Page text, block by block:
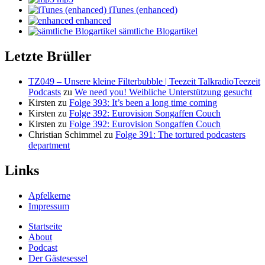
iTunes (enhanced)
enhanced
sämtliche Blogartikel
Letzte Brüller
TZ049 – Unsere kleine Filterbubble | Teezeit TalkradioTeezeit
Podcasts zu We need you! Weibliche Unterstützung gesucht
Kirsten zu Folge 393: It’s been a long time coming
Kirsten zu Folge 392: Eurovision Songaffen Couch
Kirsten zu Folge 392: Eurovision Songaffen Couch
Christian Schimmel zu Folge 391: The tortured podcasters
department
Links
Apfelkerne
Impressum
Startseite
About
Podcast
Der Gästesessel